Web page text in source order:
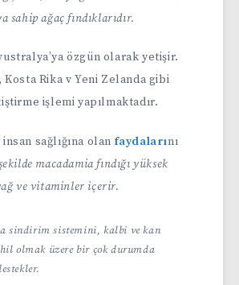
sahip ağaç fındıklarıdır.
özgün olarak yetişir.
Kosta Rika v Yeni Zelanda gibi
işlemi yapılmaktadır.
sağlığına olan faydalarını
macadamia fındığı yüksek
ve vitaminler içerir.
sindirim sistemini, kalbi ve kan
olmak üzere bir çok durumda